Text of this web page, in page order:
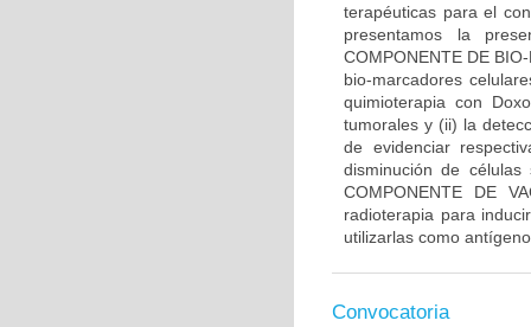
terapéuticas para el
presentamos la
COMPONENTE DE
bio-marcadores
quimioterapia con
tumorales y (ii) la
de evidenciar
disminución de
COMPONENTE DE
radioterapia para
utilizarlas como
Convocatoria